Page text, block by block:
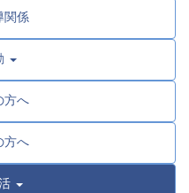
関係
方へ
方へ